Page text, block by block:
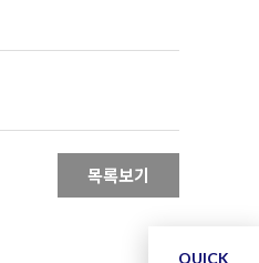
목록보기
QUICK